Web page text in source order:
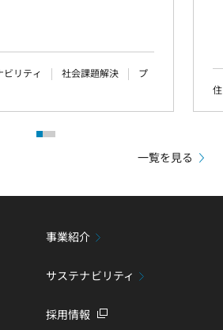
ビリティ 社会課題解決
プ
12
一覧を見る
事業紹介
サステナビリティ
採用情報